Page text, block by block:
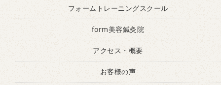
フォームトレーニングスクール
form美容鍼灸院
アクセス・概要
お客様の声